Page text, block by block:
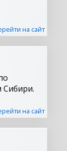
на сайт
Сибири.
на сайт